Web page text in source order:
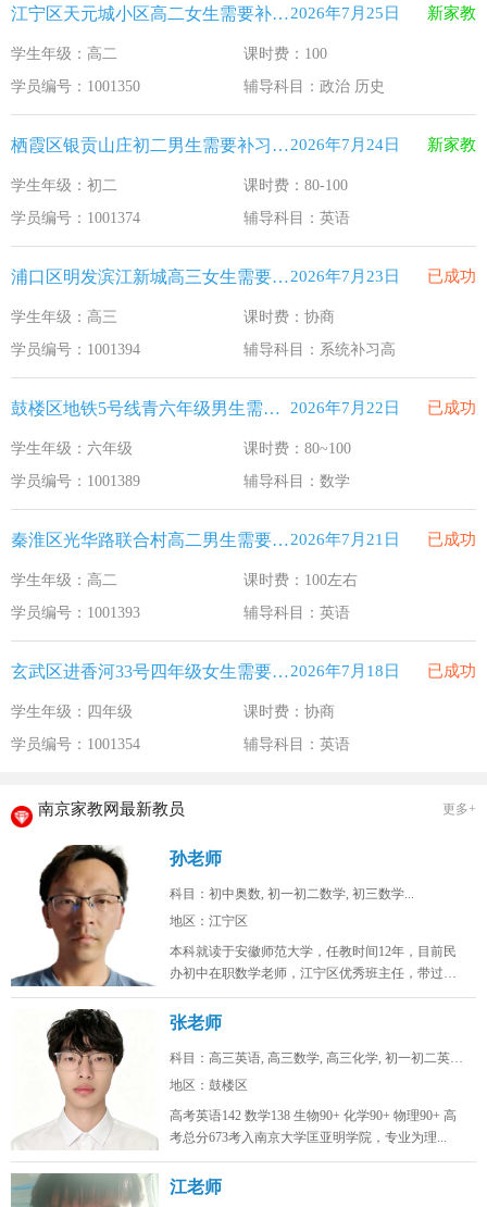
江宁区天元城小区高二女生需要补习政治 历史2026年7月25日 新家教
学生年级：高二
课时费：100
学员编号：1001350
辅导科目：政治 历史
栖霞区银贡山庄初二男生需要补习英语2026年7月24日 新家教
学生年级：初二
课时费：80-100
学员编号：1001374
辅导科目：英语
浦口区明发滨江新城高三女生需要补习系统补习高2026年7月23日 已成功
学生年级：高三
课时费：协商
学员编号：1001394
辅导科目：系统补习高
鼓楼区地铁5号线青六年级男生需要补习数学 2026年7月22日 已成功
学生年级：六年级
课时费：80~100
学员编号：1001389
辅导科目：数学
秦淮区光华路联合村高二男生需要补习英语2026年7月21日 已成功
学生年级：高二
课时费：100左右
学员编号：1001393
辅导科目：英语
玄武区进香河33号四年级女生需要补习英语2026年7月18日 已成功
学生年级：四年级
课时费：协商
学员编号：1001354
辅导科目：英语
南京家教网最新教员 更多+
孙老师
科目：初中奥数, 初一初二数学, 初三数学...
地区：江宁区
本科就读于安徽师范大学，任教时间12年，目前民
办初中在职数学老师，江宁区优秀班主任，带过两
届完整的初中。班级数学中考均分...
张老师
科目：高三英语, 高三数学, 高三化学, 初一初二英语...
地区：鼓楼区
高考英语142 数学138 生物90+ 化学90+ 物理90+ 高
考总分673考入南京大学匡亚明学院，专业为理...
江老师